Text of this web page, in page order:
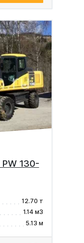
PW 130-
12.70 т
1.14 м3
5.13 м